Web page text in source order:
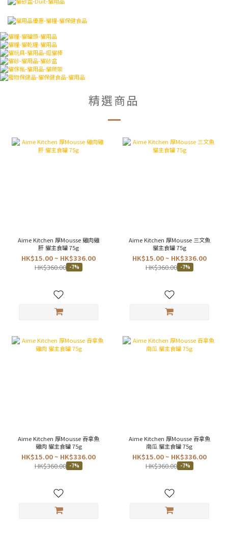
精選商品
Aime Kitchen 厚Mousse 雞肉雞
肝 貓主食罐 75g
HK$15.00 ~ HK$336.00
HK$360.00 -7%
Aime Kitchen 厚Mousse 三文魚
貓主食罐 75g
HK$15.00 ~ HK$336.00
HK$360.00 -7%
Aime Kitchen 厚Mousse 吞拿魚
雞肉 貓主食罐 75g
HK$15.00 ~ HK$336.00
HK$360.00 -7%
Aime Kitchen 厚Mousse 吞拿魚
南瓜 貓主食罐 75g
HK$15.00 ~ HK$336.00
HK$360.00 -7%